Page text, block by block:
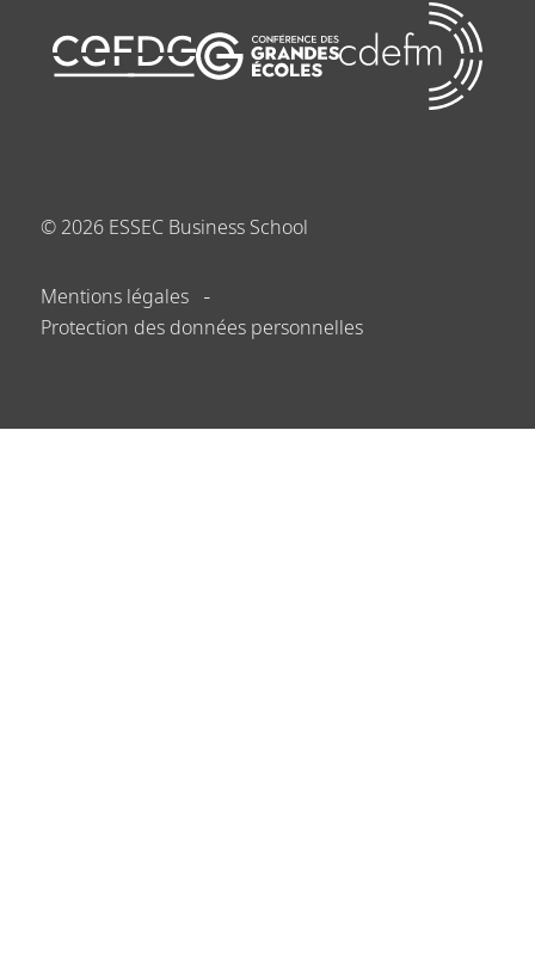
© 2026 ESSEC Business School
Mentions légales
Protection des données personnelles